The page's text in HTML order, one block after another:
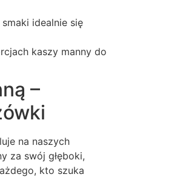
idealnie się
kaszy manny do
–
na naszych
za swój głęboki,
kto szuka